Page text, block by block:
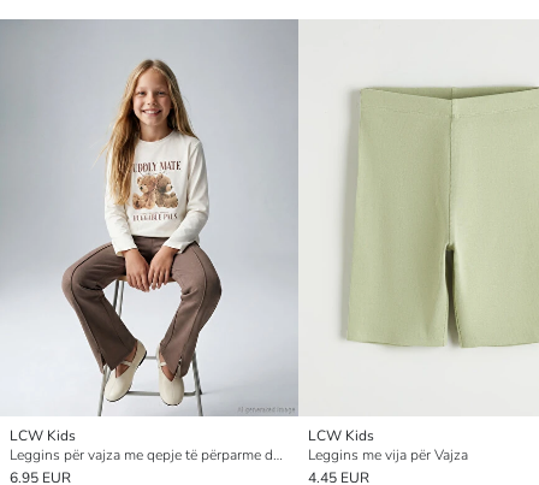
LCW Kids
Leggins për vajza me qepje të përparme dhe fund të zgjeruar
6.95 EUR
LCW Kids
Leggins me vija për Vajza
4.45 EUR